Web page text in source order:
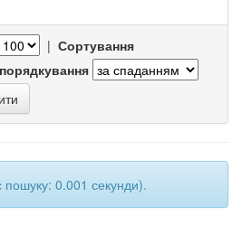
| Сортування
пошуку: 0.001 секунди).